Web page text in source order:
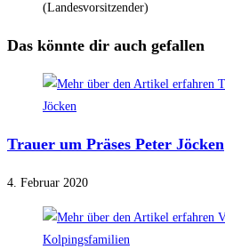
(Landesvorsitzender)
Das könnte dir auch gefallen
Trauer um Präses Peter Jöcken
4. Februar 2020